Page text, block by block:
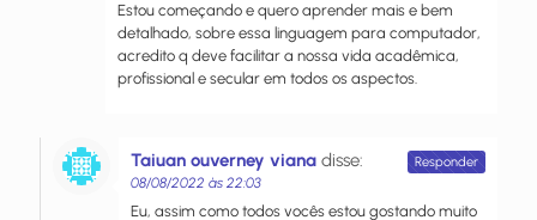
Estou começando e quero aprender mais e bem
detalhado, sobre essa linguagem para computador,
acredito q deve facilitar a nossa vida acadêmica,
profissional e secular em todos os aspectos.
Taiuan ouverney viana disse:
08/08/2022 às 22:03
Eu, assim como todos vocês estou gostando muito
Responder